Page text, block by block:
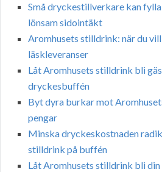
Små dryckestillverkare kan
lönsam sidointäkt
Aromhusets stilldrink: när du
läskleveranser
Låt Aromhusets stilldrink bli
dryckesbuffén
Byt dyra burkar mot
pengar
Minska dryckeskostnaden
stilldrink på buffén
Låt Aromhusets stilldrink bli